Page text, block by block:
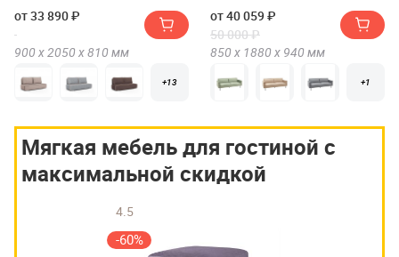
от 33 890 ₽
900 х2050 х810 мм
+13
от 40 059 ₽
50 000 ₽
850 х 1880 х 940 мм
+1
Мягкая мебель для гостиной с
максимальной скидкой
4.5
-60%